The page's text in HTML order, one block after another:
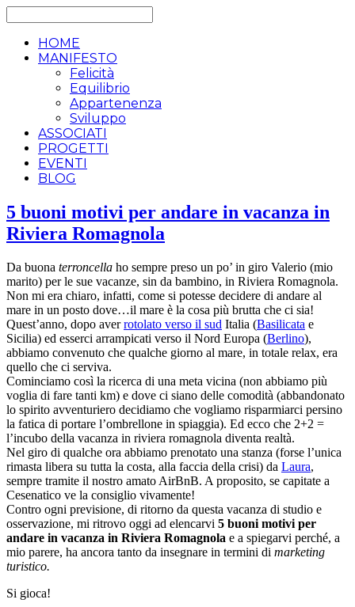
HOME
MANIFESTO
Felicità
Equilibrio
Appartenenza
Sviluppo
ASSOCIATI
PROGETTI
EVENTI
BLOG
5 buoni motivi per andare in vacanza in
Riviera Romagnola
Da buona terroncella ho sempre preso un po’ in giro Valerio (mio
marito) per le sue vacanze, sin da bambino, in Riviera Romagnola.
Non mi era chiaro, infatti, come si potesse decidere di andare al
mare in un posto dove…il mare è la cosa più brutta che ci sia!
Quest’anno, dopo averrotolato verso il sud Italia (Basilicata e
Sicilia) ed esserci arrampicati verso il Nord Europa (Berlino),
abbiamo convenuto che qualche giorno al mare, in totale relax, era
quello che ci serviva.
Cominciamo così la ricerca di una meta vicina (non abbiamo più
voglia di fare tanti km) e dove ci siano delle comodità (abbandonato
lo spirito avventuriero decidiamo che vogliamo risparmiarci persino
la fatica di portare l’ombrellone in spiaggia). Ed ecco che 2+2 =
l’incubo della vacanza in riviera romagnola diventa realtà.
Nel giro di qualche ora abbiamo prenotato una stanza (forse l’unica
rimasta libera su tutta la costa, alla faccia della crisi) da Laura,
sempre tramite il nostro amato AirBnB. A proposito, se capitate a
Cesenatico ve la consiglio vivamente!
Contro ogni previsione, di ritorno da questa vacanza di studio e
osservazione, mi ritrovo oggi ad elencarvi 5 buoni motivi per
andare in vacanza in Riviera Romagnola e a spiegarvi perché, a
mio parere, ha ancora tanto da insegnare in termini di marketing
turistico.
Si gioca!